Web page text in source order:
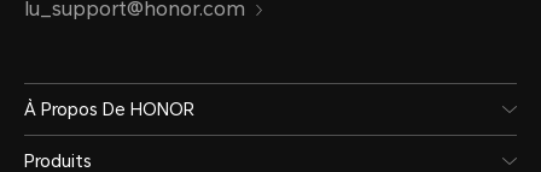
lu_support@honor.com
À Propos De HONOR
Produits